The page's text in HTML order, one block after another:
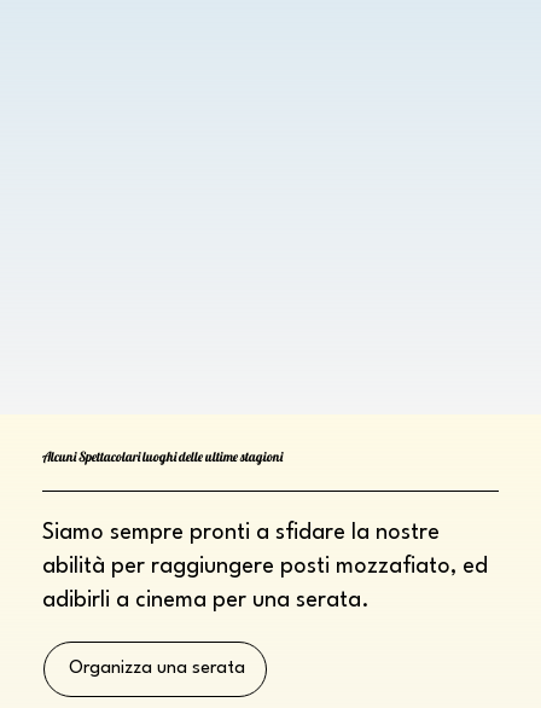
Alcuni Spettacolari luoghi delle ultime stagioni
Siamo sempre pronti a sfidare la nostre
abilità per raggiungere posti mozzafiato, ed
adibirli a cinema per una serata.
Organizza una serata